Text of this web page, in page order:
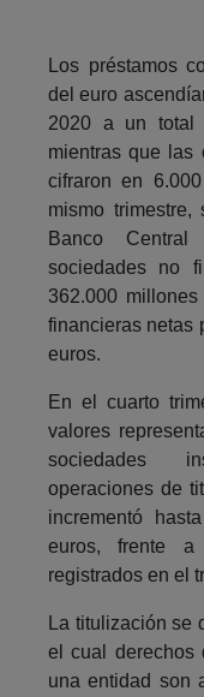
Los préstamos
del euro
2020 a un total
mientras que las
cifraron en
mismo trimestre,
Banco
sociedades no
362.000
financieras netas
euros.
En el cuarto
valores
sociedades
operaciones de
incrementó
euros, frente
registrados en el
La titulización se
el cual derechos
una entidad son